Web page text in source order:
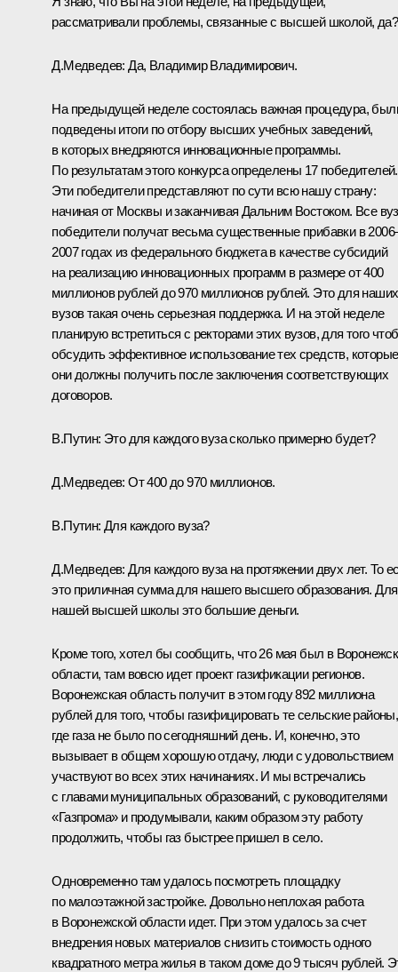
рассматривали проблемы, связанные с высшей школой, да?
Д.Медведев: Да, Владимир Владимирович.
На предыдущей неделе состоялась важная процедура,
подведены итоги по отбору высших учебных заведений,
в которых внедряются инновационные программы.
По результатам этого конкурса определены 17 победителей.
Эти победители представляют по сути всю нашу страну:
начиная от Москвы и заканчивая Дальним Востоком. Все
победители получат весьма существенные прибавки в
2007 годах из федерального бюджета в качестве субсидий
на реализацию инновационных программ в размере от 400
миллионов рублей до 970 миллионов рублей. Это для наших
вузов такая очень серьезная поддержка. И на этой неделе
планирую встретиться с ректорами этих вузов, для того
обсудить эффективное использование тех средств, которые
они должны получить после заключения соответствующих
договоров.
В.Путин: Это для каждого вуза сколько примерно будет?
Д.Медведев: От 400 до 970 миллионов.
В.Путин: Для каждого вуза?
Д.Медведев: Для каждого вуза на протяжении двух лет. То
это приличная сумма для нашего высшего образования. Для
нашей высшей школы это большие деньги.
Кроме того, хотел бы сообщить, что 26 мая был в
области, там вовсю идет проект газификации регионов.
Воронежская область получит в этом году 892 миллиона
рублей для того, чтобы газифицировать те сельские районы,
где газа не было по сегодняшний день. И, конечно, это
вызывает в общем хорошую отдачу, люди с удовольствием
участвуют во всех этих начинаниях. И мы встречались
с главами муниципальных образований, с руководителями
«Газпрома» и продумывали, каким образом эту работу
продолжить, чтобы газ быстрее пришел в село.
Одновременно там удалось посмотреть площадку
по малоэтажной застройке. Довольно неплохая работа
в Воронежской области идет. При этом удалось за счет
внедрения новых материалов снизить стоимость одного
квадратного метра жилья в таком доме до 9 тысяч рублей.